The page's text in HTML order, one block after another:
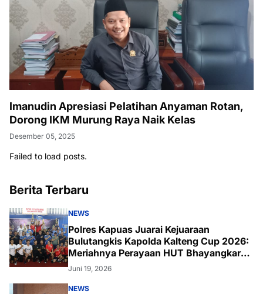
Imanudin Apresiasi Pelatihan Anyaman Rotan,
Dorong IKM Murung Raya Naik Kelas
Desember 05, 2025
Failed to load posts.
Berita Terbaru
NEWS
Polres Kapuas Juarai Kejuaraan
Bulutangkis Kapolda Kalteng Cup 2026:
Meriahnya Perayaan HUT Bhayangkara
ke-80 di Palangka Raya
Juni 19, 2026
NEWS